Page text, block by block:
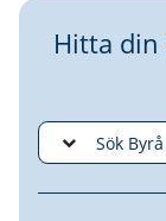
Hitta din